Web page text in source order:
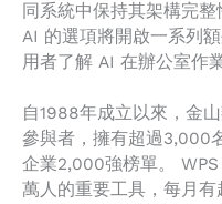
同系統中保持其架構完
AI 的選項將開啟一系列
用者了解 AI 在辦公室作
自1988年成立以來，金
參與者，擁有超過3,000
企業2,000強榜單。
萬人的重要工具，每月